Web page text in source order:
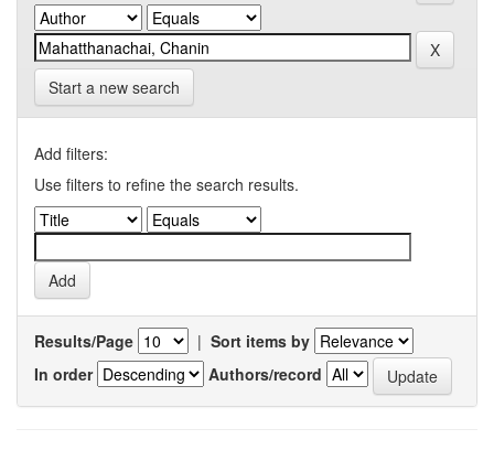
Start a new search
Add filters:
Use filters to refine the search results.
Results/Page | Sort items by
In order
Authors/record